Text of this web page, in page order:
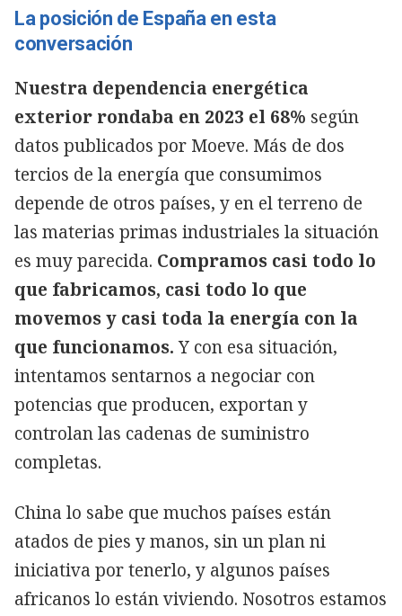
La posición de España en esta
conversación
Nuestra dependencia energética
exterior rondaba en 2023 el 68% según
datos publicados por Moeve. Más de dos
tercios de la energía que consumimos
depende de otros países, y en el terreno de
las materias primas industriales la situación
es muy parecida. Compramos casi todo lo
que fabricamos, casi todo lo que
movemos y casi toda la energía con la
que funcionamos.Y con esa situación,
intentamos sentarnos a negociar con
potencias que producen, exportan y
controlan las cadenas de suministro
completas.
China lo sabe que muchos países están
atados de pies y manos, sin un plan ni
iniciativa por tenerlo, y algunos países
africanos lo están viviendo. Nosotros estamos